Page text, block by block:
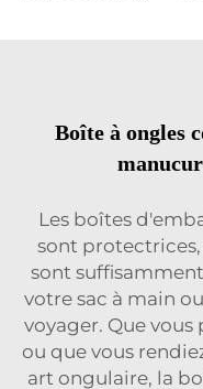
Boîte à ongles
Les boîtes
sont
sont
votre sac à main
voyager. Que
ou que vous
art ongulaire, la